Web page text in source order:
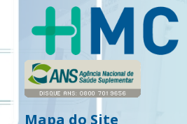
Mapa do Site